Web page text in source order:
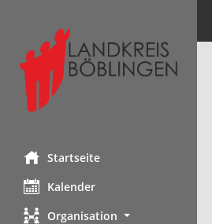
Startseite
Kalender
Organisation